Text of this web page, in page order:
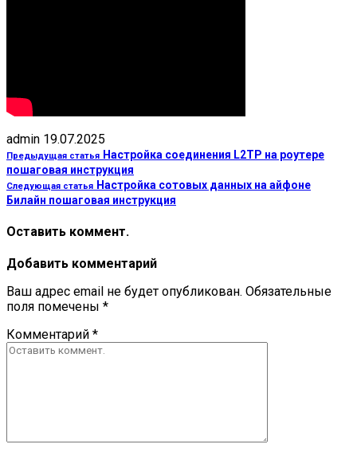
admin 19.07.2025
Предыдущая статья Настройка соединения L2TP на роутере
пошаговая инструкция
Следующая статья Настройка сотовых данных на айфоне
Билайн пошаговая инструкция
Оставить коммент.
Добавить комментарий
Ваш адрес email не будет опубликован. Обязательные
поля помечены *
Комментарий *